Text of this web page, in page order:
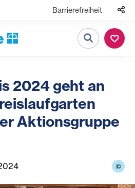
Barrierefreiheit
Suche
2024 geht an
Aktionsgruppe
©